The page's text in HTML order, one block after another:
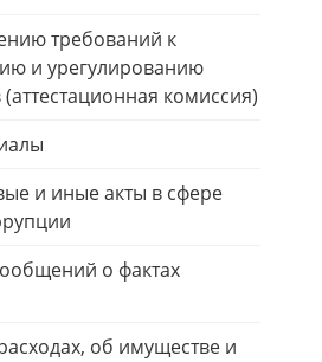
требований к
и урегулированию
комиссия)
и иные акты в сфере
о фактах
об имуществе и